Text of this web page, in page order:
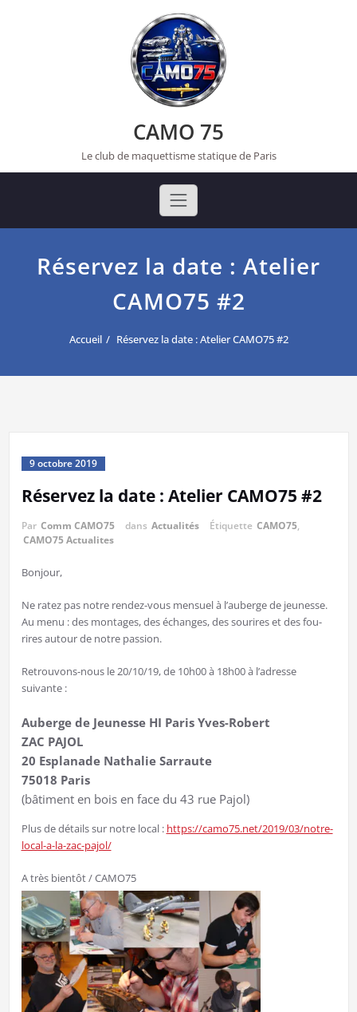
CAMO 75
Le club de maquettisme statique de Paris
Réservez la date : Atelier
CAMO75 #2
Accueil Réservez la date : Atelier CAMO75 #2
9 octobre 2019
Réservez la date : Atelier CAMO75 #2
Par Comm CAMO75 dans Actualités Étiquette CAMO75,
CAMO75 Actualites
Bonjour,
Ne ratez pas notre rendez-vous mensuel à l’auberge de jeunesse.
Au menu : des montages, des échanges, des sourires et des fou-
rires autour de notre passion.
Retrouvons-nous le 20/10/19, de 10h00 à 18h00 à l’adresse
suivante :
Auberge de Jeunesse HI Paris Yves-Robert
ZAC PAJOL
20 Esplanade Nathalie Sarraute
75018 Paris
(bâtiment en bois en face du 43 rue Pajol)
Plus de détails sur notre local : https://camo75.net/2019/03/notre-
local-a-la-zac-pajol/
A très bientôt / CAMO75